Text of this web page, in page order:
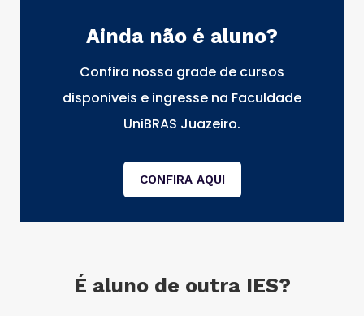
Ainda não é aluno?
Confira nossa grade de cursos
disponiveis e ingresse na Faculdade
UniBRAS Juazeiro.
CONFIRA AQUI
É aluno de outra IES?